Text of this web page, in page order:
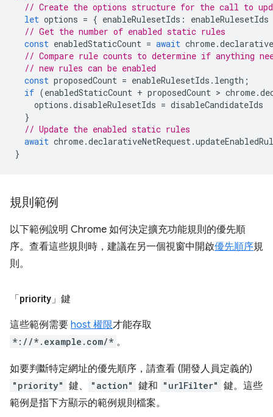
// Create the options structure for the call to
let options = { enableRulesetIds :
enableRulesetIds
// Get the number of enabled static rules
const enabledStaticCount = await chrome.
// Compare rule counts to determine if anything
// new rules can be enabled
const proposedCount = enableRulesetIds . length ;
if (enabledStaticCount + proposedCount > chrome.
options .disableRulesetIds = disableCandidateIds
}
// Update the enabled static rules
await chrome.declarativeNetRequest.
}
規則範例
以下範例說明 Chrome 如何決定擴充功能規則的優先順
序。查看這些規則時，建議在另一個視窗中開啟優先順序規
則。
「priority」鍵
這些範例需要 host 權限才能存取
*://*.example.com/* 。
如要判斷特定網址的優先順序，請查看 (開發人員定義的)
"priority" 鍵、 "action" 鍵和 "urlFilter" 鍵。這些
範例是指下方顯示的範例規則檔案。